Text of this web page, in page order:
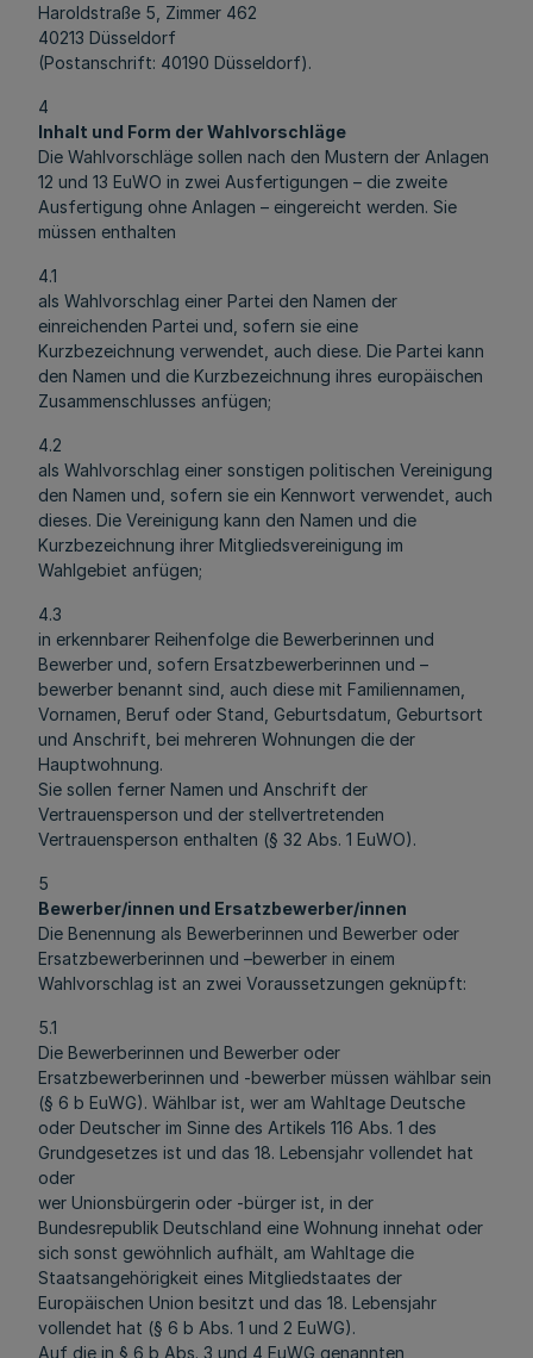
Haroldstraße 5, Zimmer 462
40213 Düsseldorf
(Postanschrift: 40190 Düsseldorf).
4
Inhalt und Form der Wahlvorschläge
Die Wahlvorschläge sollen nach den Mustern der Anlagen
12 und 13 EuWO in zwei Ausfertigungen – die zweite
Ausfertigung ohne Anlagen – eingereicht werden. Sie
müssen enthalten
4.1
als Wahlvorschlag einer Partei den Namen der
einreichenden Partei und, sofern sie eine
Kurzbezeichnung verwendet, auch diese. Die Partei kann
den Namen und die Kurzbezeichnung ihres europäischen
Zusammenschlusses anfügen;
4.2
als Wahlvorschlag einer sonstigen politischen Vereinigung
den Namen und, sofern sie ein Kennwort verwendet, auch
dieses. Die Vereinigung kann den Namen und die
Kurzbezeichnung ihrer Mitgliedsvereinigung im
Wahlgebiet anfügen;
4.3
in erkennbarer Reihenfolge die Bewerberinnen und
Bewerber und, sofern Ersatzbewerberinnen und –
bewerber benannt sind, auch diese mit Familiennamen,
Vornamen, Beruf oder Stand, Geburtsdatum, Geburtsort
und Anschrift, bei mehreren Wohnungen die der
Hauptwohnung.
Sie sollen ferner Namen und Anschrift der
Vertrauensperson und der stellvertretenden
Vertrauensperson enthalten (§ 32 Abs. 1 EuWO).
5
Bewerber/innen und Ersatzbewerber/innen
Die Benennung als Bewerberinnen und Bewerber oder
Ersatzbewerberinnen und –bewerber in einem
Wahlvorschlag ist an zwei Voraussetzungen geknüpft:
5.1
Die Bewerberinnen und Bewerber oder
Ersatzbewerberinnen und -bewerber müssen wählbar sein
(§ 6 b EuWG). Wählbar ist, wer am Wahltage Deutsche
oder Deutscher im Sinne des Artikels 116 Abs. 1 des
Grundgesetzes ist und das 18. Lebensjahr vollendet hat
oder
wer Unionsbürgerin oder -bürger ist, in der
Bundesrepublik Deutschland eine Wohnung innehat oder
sich sonst gewöhnlich aufhält, am Wahltage die
Staatsangehörigkeit eines Mitgliedstaates der
Europäischen Union besitzt und das 18. Lebensjahr
vollendet hat (§ 6 b Abs. 1 und 2 EuWG).
Auf die in § 6 b Abs. 3 und 4 EuWG genannten